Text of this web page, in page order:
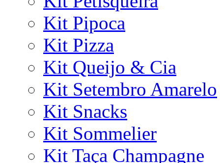
Kit Pipoca
Kit Pizza
Kit Queijo & Cia
Kit Setembro Amarelo
Kit Snacks
Kit Sommelier
Kit Taça Champagne